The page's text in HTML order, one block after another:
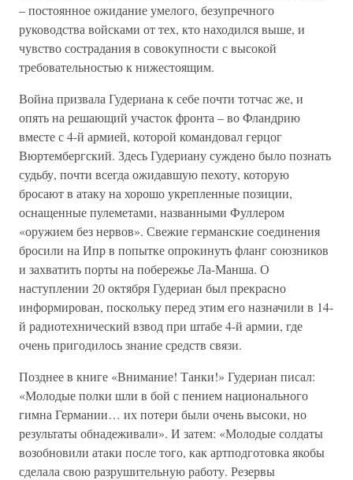
– постоянное ожидание умелого, безупречного
руководства войсками от тех, кто находился выше, и
чувство сострадания в совокупности с высокой
требовательностью к нижестоящим.
Война призвала Гудериана к себе почти тотчас же, и
опять на решающий участок фронта – во Фландрию
вместе с 4-й армией, которой командовал герцог
Вюртембергский. Здесь Гудериану суждено было познать
судьбу, почти всегда ожидавшую пехоту, которую
бросают в атаку на хорошо укрепленные позиции,
оснащенные пулеметами, названными Фуллером
«оружием без нервов». Свежие германские соединения
бросили на Ипр в попытке опрокинуть фланг союзников
и захватить порты на побережье Ла-Манша. О
наступлении 20 октября Гудериан был прекрасно
информирован, поскольку перед этим его назначили в 14-
й радиотехнический взвод при штабе 4-й армии, где
очень пригодилось знание средств связи.
Позднее в книге «Внимание! Танки!» Гудериан писал:
«Молодые полки шли в бой с пением национального
гимна Германии… их потери были очень высоки, но
результаты обнадеживали». И затем: «Молодые солдаты
возобновили атаки после того, как артподготовка якобы
сделала свою разрушительную работу. Резервы